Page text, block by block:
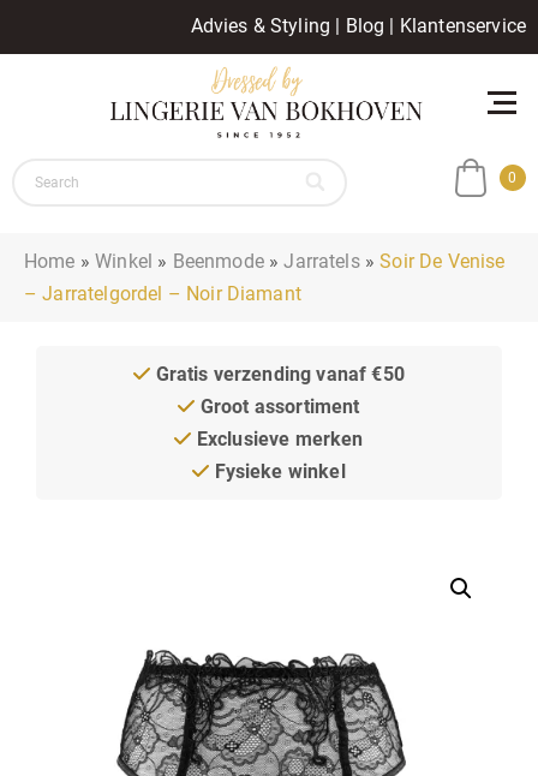
Advies & Styling | Blog | Klantenservice
0
Home »Winkel » Beenmode»Jarratels»Soir De Venise
– Jarratelgordel – Noir Diamant
Gratis verzending vanaf €50
Groot assortiment
Exclusieve merken
Fysieke winkel